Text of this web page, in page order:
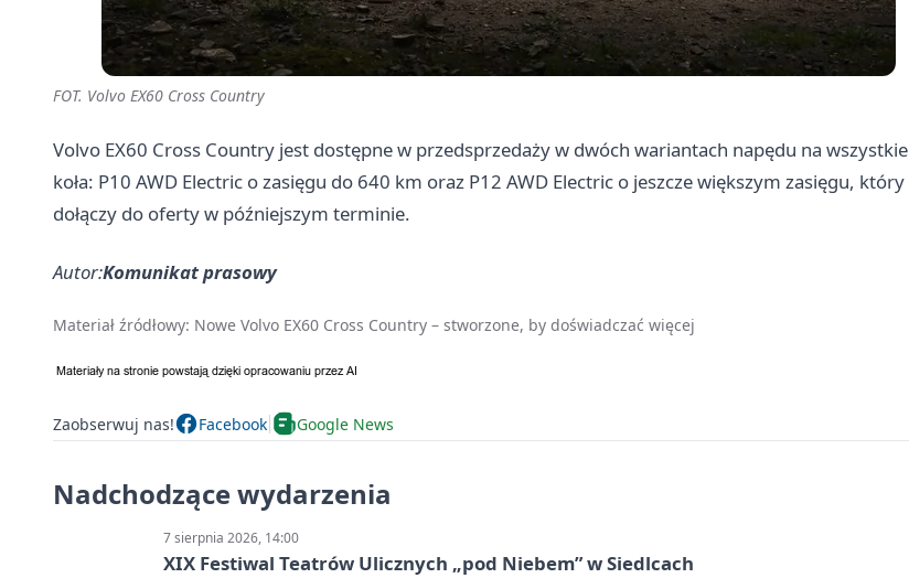
FOT. Volvo EX60 Cross Country
Volvo EX60 Cross Country jest dostępne w przedsprzedaży w dwóch wariantach napędu na wszystkie
koła: P10 AWD Electric o zasięgu do 640 km oraz P12 AWD Electric o jeszcze większym zasięgu, który
dołączy do oferty w późniejszym terminie.
Autor:Komunikat prasowy
Materiał źródłowy: Nowe Volvo EX60 Cross Country – stworzone, by doświadczać więcej
Zaobserwuj nas! Facebook Google News
Nadchodzące wydarzenia
7 sierpnia 2026, 14:00
XIX Festiwal Teatrów Ulicznych „pod Niebem” w Siedlcach